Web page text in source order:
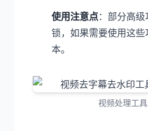
使用注意点：部分高
锁，如果需要使用这
本。
视频处理工